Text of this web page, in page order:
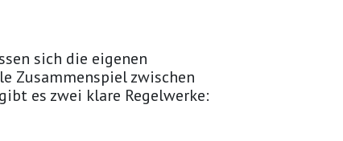
sich die eigenen
Zusammenspiel zwischen
es zwei klare Regelwerke: